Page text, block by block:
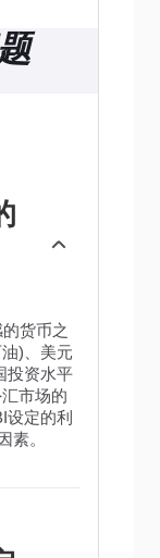
货币之
)、美元
投资水平
市场的
设定的利
素。